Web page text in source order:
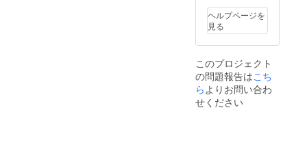
ネット
る環境
が必要
となり
ます。
チケッ
トはク
ラウド
チュー
イロン
100％
ン：貝
ボタン
◯サイ
ズにつ
、肩幅
33.6cm
、袖丈
74.3cm
程によ
り多少
の誤差
は出て
くる可
分ほ
ど、"Gi
selle"動
画をご
だける
期間は
１ヶ月
を予定
してい
部、The
AMOブ
ランド
ステッ
枚セッ
ト、そ
して直
筆のお
礼のお
ヘルプページを
見る
このプロジェクト
の問題報告はこち
らよりお問い合わ
せください